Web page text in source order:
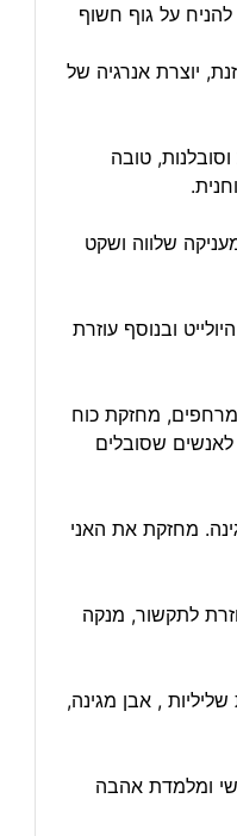
על גוף חשוף
יוצרת אנרגיה של
טובה
שלווה ושקט
ובנוסף עוזרת
מחזקת כוח
לאנשים שסובלים
מחזקת את האני
לתקשור, מנקה
, אבן מגינה,
ומלמדת אהבה